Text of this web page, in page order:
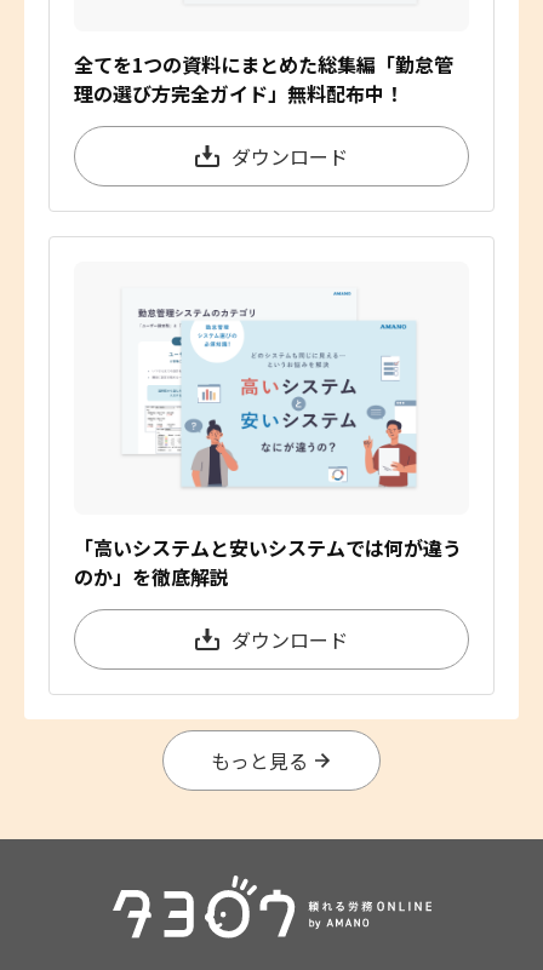
全てを1つの資料にまとめた総集編「勤怠管
理の選び方完全ガイド」無料配布中！
ダウンロード
「高いシステムと安いシステムでは何が違う
のか」を徹底解説
ダウンロード
もっと見る